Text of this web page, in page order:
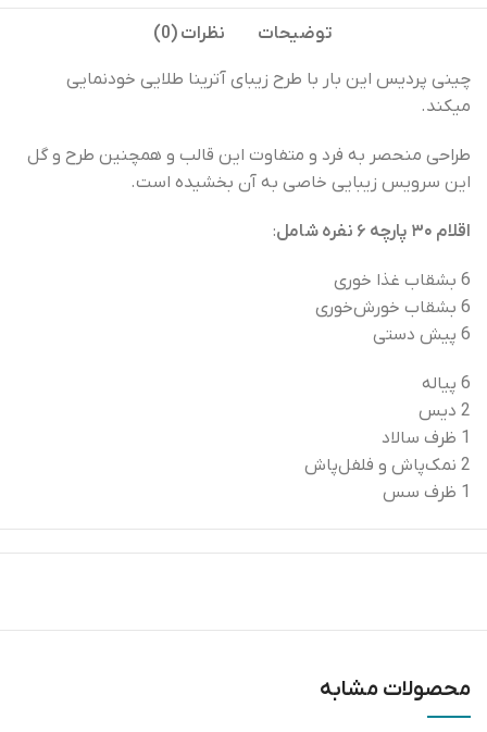
توضیحات نظرات (0)
چینی پردیس این بار با طرح زیبای آترینا طلایی خودنمایی
میکند.
طراحی منحصر به فرد و متفاوت این قالب و همچنین طرح و گل
این سرویس زیبایی خاصی به آن بخشیده است.
اقلام ۳۰ پارچه ۶ نفره شامل:
6 بشقاب غذا خوری
6 بشقاب خورش‌خوری
6 پیش دستی
6 پیاله
2 دیس
1 ظرف سالاد
2 نمک‌پاش و فلفل‌پاش
1 ظرف سس
محصولات مشابه